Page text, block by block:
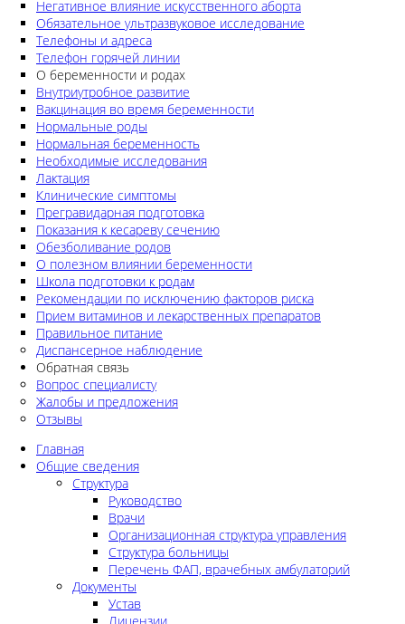
Негативное влияние искусственного аборта
Обязательное ультразвуковое исследование
Телефоны и адреса
Телефон горячей линии
О беременности и родах
Внутриутробное развитие
Вакцинация во время беременности
Нормальные роды
Нормальная беременность
Необходимые исследования
Лактация
Клинические симптомы
Прегравидарная подготовка
Показания к кесареву сечению
Обезболивание родов
О полезном влиянии беременности
Школа подготовки к родам
Рекомендации по исключению факторов риска
Прием витаминов и лекарственных препаратов
Правильное питание
Диспансерное наблюдение
Обратная связь
Вопрос специалисту
Жалобы и предложения
Отзывы
Главная
Общие сведения
Структура
Руководство
Врачи
Организационная структура управления
Структура больницы
Перечень ФАП, врачебных амбулаторий
Документы
Устав